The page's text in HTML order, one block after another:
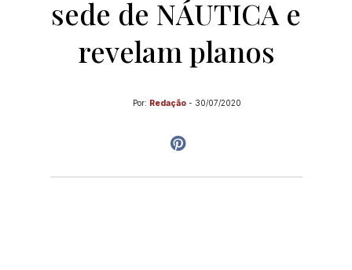
sede de NÁUTICA e
revelam planos
Por: Redação - 30/07/2020